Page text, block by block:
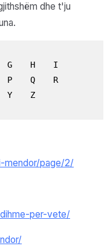
dhe t'ju
G H
I
P Q
R
Y Z
mendor/page/2/
per-vete/